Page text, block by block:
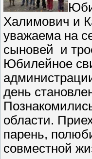
Халимович и
уважаема на
сыновей и
Юбилейное
день
области.
парень,
совместной